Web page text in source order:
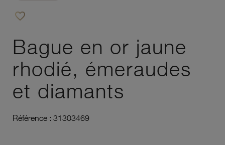
favorite_border
Bague en or jaune
rhodié, émeraudes
et diamants
Référence : 31303469